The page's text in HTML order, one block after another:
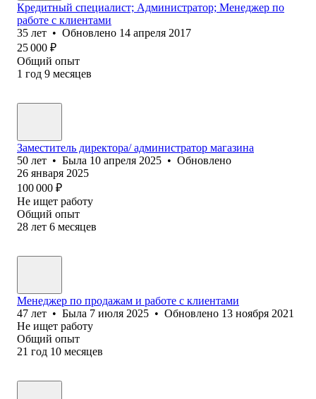
Кредитный специалист; Администратор; Менеджер по
работе с клиентами
35 лет • Обновлено 14 апреля 2017
25 000 ₽
Общий опыт
1 год 9 месяцев
Заместитель директора/ администратор магазина
50 лет • Была 10 апреля 2025 • Обновлено
26 января 2025
100 000 ₽
Не ищет работу
Общий опыт
28 лет 6 месяцев
Менеджер по продажам и работе с клиентами
47 лет • Была 7 июля 2025 • Обновлено 13 ноября 2021
Не ищет работу
Общий опыт
21 год 10 месяцев